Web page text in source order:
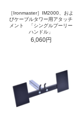
［Ironmaster］IM2000、およ
びケーブルタワー用アタッチ
メント 「シングルプーリー
ハンドル」
6,060円